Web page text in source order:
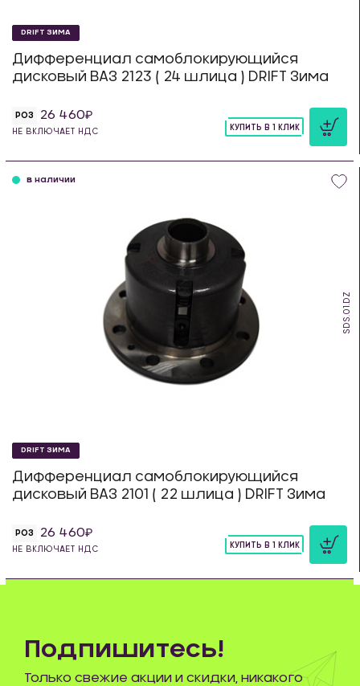
DRIFT ЗИМА
Дифференциал самоблокирующийся
дисковый ВАЗ 2123 ( 24 шлица ) DRIFT Зима
РОЗ 26 460
НЕ ВКЛЮЧАЕТ НДС
КУПИТЬ В 1 КЛИК
SDS.01.DZ
в наличии
DRIFT ЗИМА
Дифференциал самоблокирующийся
дисковый ВАЗ 2101 ( 22 шлица ) DRIFT Зима
РОЗ 26 460
НЕ ВКЛЮЧАЕТ НДС
КУПИТЬ В 1 КЛИК
Подпишитесь!
Только свежие акции и скидки, никакого